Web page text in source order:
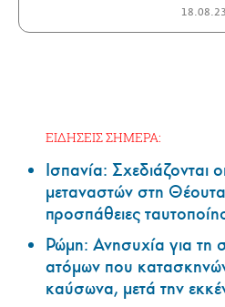
18.08.23
ΕΙΔΗΣΕΙΣ ΣΗΜΕΡΑ:
Ισπανία: Σχεδιάζονται
μεταναστών στη Θέουτα
προσπάθειες
Ρώμη: Ανησυχία για τη
ατόμων που
καύσωνα, μετά την